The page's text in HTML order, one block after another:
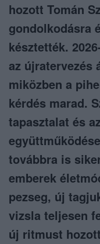
hozott Tomán
gondolkodásra
késztették.
az újratervezés
miközben a
kérdés marad.
tapasztalat és
továbbra is
emberek
pezseg, új
vizsla teljesen
új ritmust